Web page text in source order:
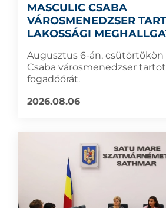
MASCULIC CSABA
VÁROSMENEDZSER
LAKOSSÁGI
Augusztus 6-án, csütörtökön
Csaba városmenedzser
fogadóórát.
2026.08.06